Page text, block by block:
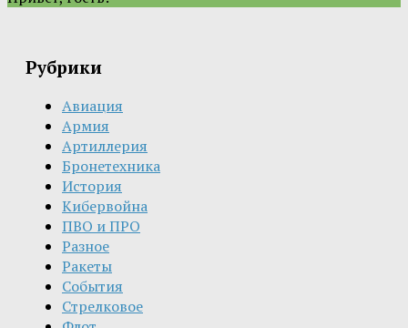
Рубрики
Авиация
Армия
Артиллерия
Бронетехника
История
Кибервойна
ПВО и ПРО
Разное
Ракеты
События
Стрелковое